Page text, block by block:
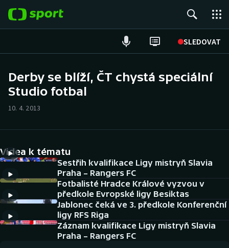
SLEDOVAT
Hokej
Cyklistika
DALŠÍ SPORTY
Americký fotbal
Baseball a softbal
NEPŘEHLÉDNĚTE
Derby se blíží, ČT chystá speciální
Studio fotbal
10. 4. 2013
Videa k tématu
Sestřih kvalifikace Ligy mistryň Slavia
Praha – Rangers FC
Fotbalisté Hradce Králové vyzvou v
předkole Evropské ligy Besiktas
Jablonec čeká ve 3. předkole Konferenční
ligy RFS Riga
Záznam kvalifikace Ligy mistryň Slavia
Praha – Rangers FC